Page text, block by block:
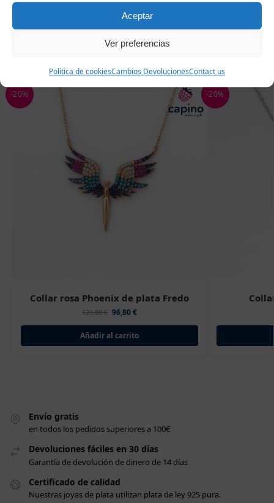
Aceptar
Ver preferencias
Política de cookiesCambios DevolucionesContact us
Productos
relacionados
-20%
Collar rosa Phoenix de plata Fredo
121,00€ 96,80€
Añadir al carrito
-20%
Envío gratis
en todos los pedidos superiores a 100€
Devoluciones fáciles en 30 días
Garantía de devolución de dinero de 14 días
Certificado de calidad
Nuestras joyas de plata utilizan plata de ley 925 pura.